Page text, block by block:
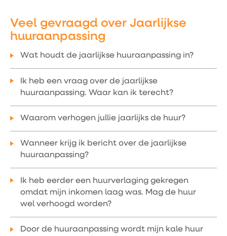
Veel gevraagd over Jaarlijkse
huuraanpassing
Wat houdt de jaarlijkse huuraanpassing in?
huuraanpassing. Waar kan ik terecht?
Waarom verhogen jullie jaarlijks de huur?
Wanneer krijg ik bericht over de jaarlijkse
huuraanpassing?
omdat mijn inkomen laag was. Mag de huur
wel verhoogd worden?
Door de huuraanpassing wordt mijn kale huur